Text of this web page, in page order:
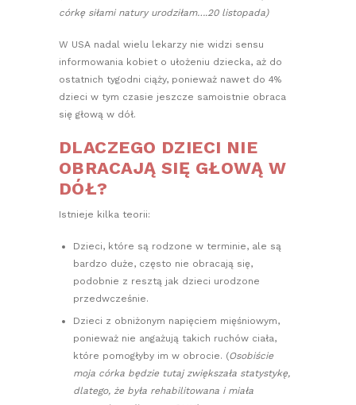
córkę siłami natury urodziłam….20 listopada)
W USA nadal wielu lekarzy nie widzi sensu
informowania kobiet o ułożeniu dziecka, aż do
ostatnich tygodni ciąży, ponieważ nawet do 4%
dzieci w tym czasie jeszcze samoistnie obraca
się głową w dół.
DLACZEGO DZIECI NIE
OBRACAJĄ SIĘ GŁOWĄ W
DÓŁ?
Istnieje kilka teorii:
Dzieci, które są rodzone w terminie, ale są
bardzo duże, często nie obracają się,
podobnie z resztą jak dzieci urodzone
przedwcześnie.
Dzieci z obniżonym napięciem mięśniowym,
ponieważ nie angażują takich ruchów ciała,
które pomogłyby im w obrocie. (Osobiście
moja córka będzie tutaj zwiększała statystykę,
dlatego, że była rehabilitowana i miała